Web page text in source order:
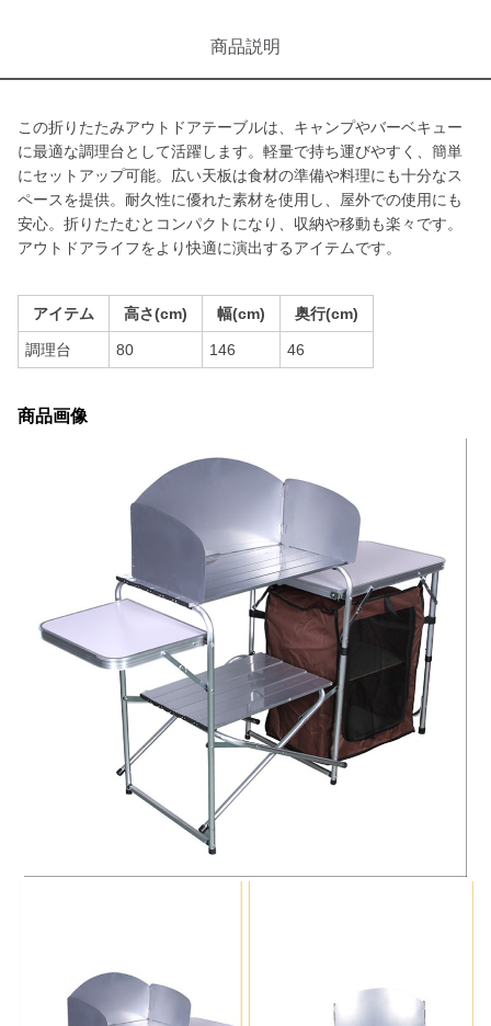
商品説明
この折りたたみアウトドアテーブルは、キャンプやバーベキュー
に最適な調理台として活躍します。軽量で持ち運びやすく、簡単
にセットアップ可能。広い天板は食材の準備や料理にも十分なス
ペースを提供。耐久性に優れた素材を使用し、屋外での使用にも
安心。折りたたむとコンパクトになり、収納や移動も楽々です。
アウトドアライフをより快適に演出するアイテムです。
アイテム 高さ(cm) 幅(cm) 奥行(cm)
調理台 80 146 46
商品画像